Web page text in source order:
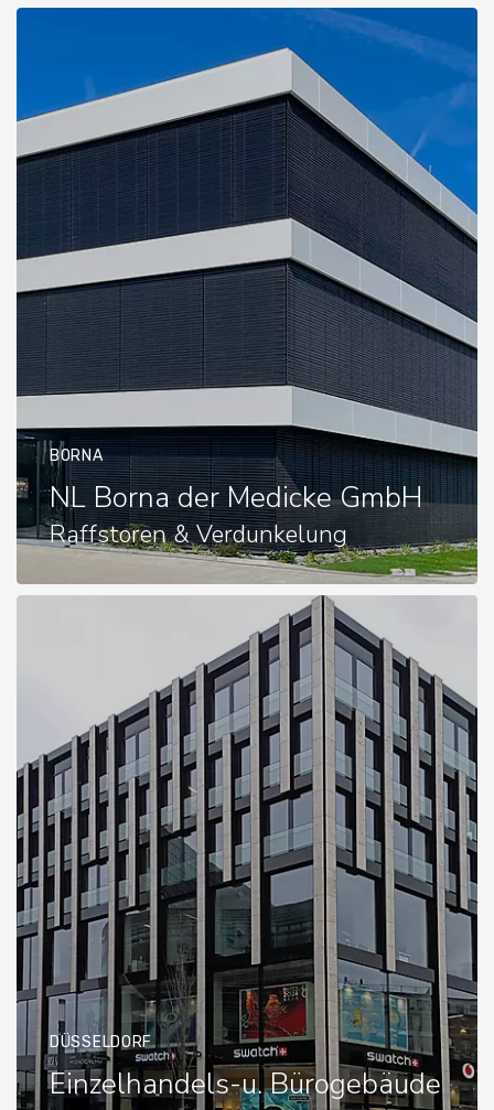
BORNA
NL Borna der Medicke GmbH
Raffstoren & Verdunkelung
DÜSSELDORF
Einzelhandels-u. Bürogebäude